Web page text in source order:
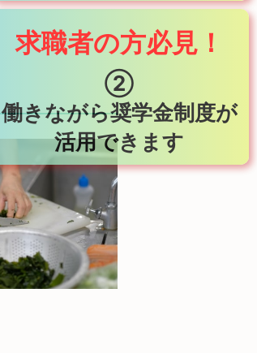
求職者の方必見！
②
働きながら奨学金制度が
活用できます